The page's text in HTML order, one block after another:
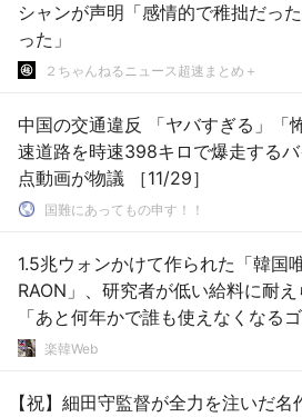
シャンが声明「感情的で稚拙だっ
った」
２ちゃんねるニュース超速まとめ＋
中国の交通違反 「ヤバすぎる」「
速道路を時速398キロで爆走する
点動画が物議 ［11/29］
国難にあってもの申す！！
1.5兆ウォンかけて作られた「韓国
RAON」、研究者が低い給料に耐
「あと何年かで誰も使えなくなる
楽韓Web
【祝】細田守監督が全力を注いだ名